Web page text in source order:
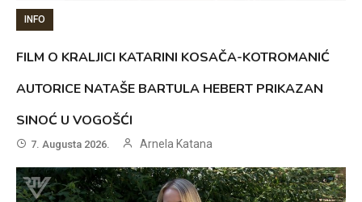
INFO
FILM O KRALJICI KATARINI KOSAČA-KOTROMANIĆ
AUTORICE NATAŠE BARTULA HEBERT PRIKAZAN
SINOĆ U VOGOŠĆI
7. Augusta 2026. Arnela Katana